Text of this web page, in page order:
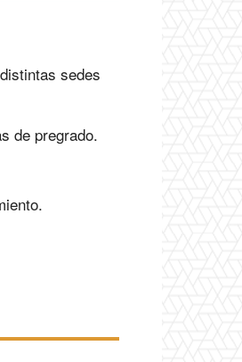
sedes
de pregrado.